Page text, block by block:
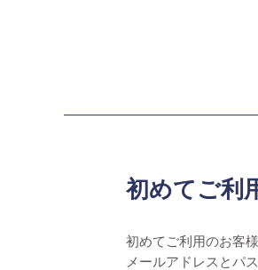
初めてご利
初めてご利用のお客
メールアドレスとパ